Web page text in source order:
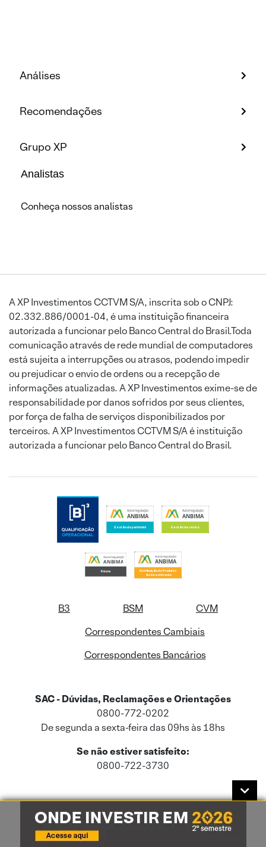
Análises
Recomendações
Grupo XP
Analistas
Conheça nossos analistas
A XP Investimentos CCTVM S/A, inscrita sob o CNPJ:
02.332.886/0001-04, é uma instituição financeira
autorizada a funcionar pelo Banco Central do Brasil.Toda
comunicação através de rede mundial de computadores
está sujeita a interrupções ou atrasos, podendo impedir
ou prejudicar o envio de ordens ou a recepção de
informações atualizadas. A XP Investimentos exime-se de
responsabilidade por danos sofridos por seus clientes,
por força de falha de serviços disponibilizados por
terceiros. A XP Investimentos CCTVM S/A é instituição
autorizada a funcionar pelo Banco Central do Brasil.
B3 BSM
CVM
Correspondentes Cambiais
Correspondentes Bancários
SAC - Dúvidas, Reclamações e Orientações
0800-772-0202
De segunda a sexta-feira das 09hs às 18hs
Se não estiver satisfeito:
0800-722-3730
Este site usa cookies e dados pessoais de acordo com a nossaPolítica de
Cookies
e a nossaPolítica de Privacidade.